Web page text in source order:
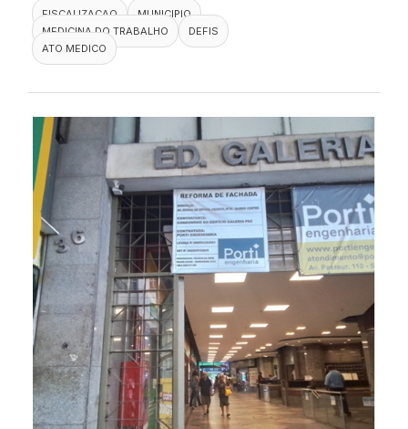
FISCALIZACAO
MUNICIPIO
MEDICINA DO TRABALHO
DEFIS
ATO MEDICO